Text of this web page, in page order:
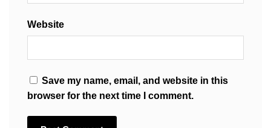
Website
Save my name, email, and website in this
browser for the next time I comment.